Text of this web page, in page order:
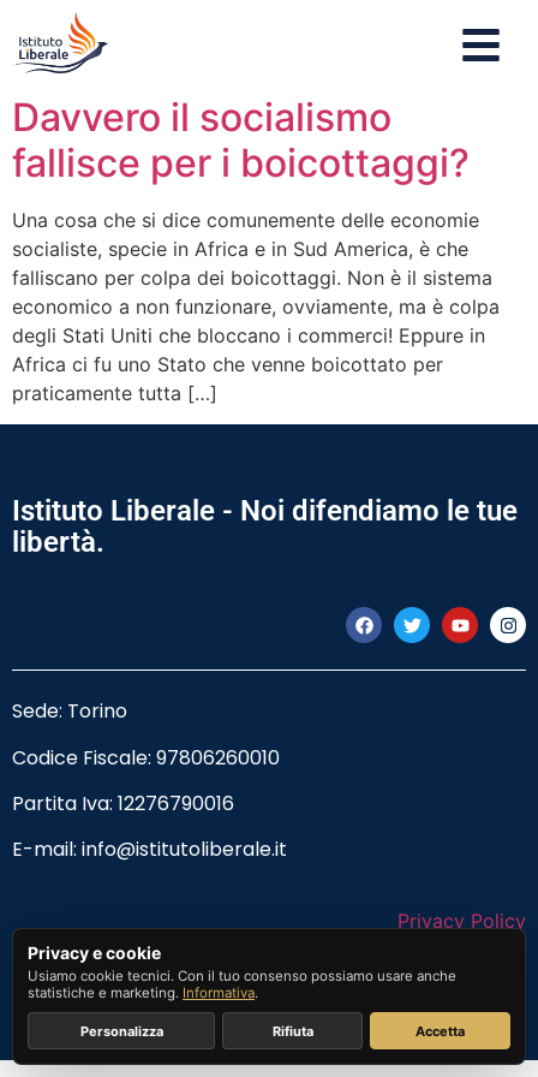
Davvero il socialismo
fallisce per i boicottaggi?
Una cosa che si dice comunemente delle economie
socialiste, specie in Africa e in Sud America, è che
falliscano per colpa dei boicottaggi. Non è il sistema
economico a non funzionare, ovviamente, ma è colpa
degli Stati Uniti che bloccano i commerci! Eppure in
Africa ci fu uno Stato che venne boicottato per
praticamente tutta […]
Istituto Liberale - Noi difendiamo le tue
libertà.
Sede: Torino
Codice Fiscale: 97806260010
Partita Iva: 12276790016
E-mail: info@istitutoliberale.it
Privacy Policy
Termini e Condizioni
Privacy e cookie
Usiamo cookie tecnici. Con il tuo consenso possiamo usare anche
statistiche e marketing. Informativa.
Personalizza Rifiuta Accetta